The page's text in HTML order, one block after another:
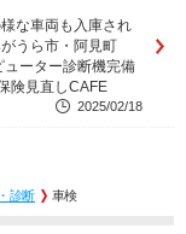
な車両も入庫され
うら市・阿見町
ーター診断機完備
険見直しCAFE
2025/02/18
診断 車検